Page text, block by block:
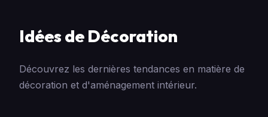
Idées de Décoration
Découvrez les dernières tendances en matière de
décoration et d'aménagement intérieur.